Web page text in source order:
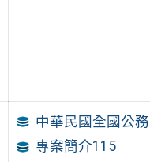
中華民國全國公
專案簡介115